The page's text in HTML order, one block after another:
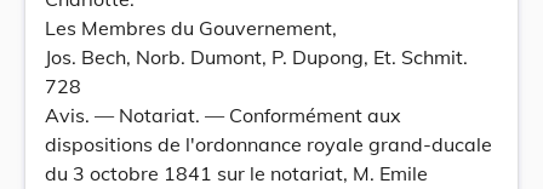
Les Membres du Gouvernement,
Jos. Bech, Norb. Dumont, P. Dupong, Et. Schmit.
728
Avis. — Notariat. — Conformément aux
dispositions de l'ordonnance royale grand-ducale
du 3 octobre 1841 sur le notariat, M. Emile